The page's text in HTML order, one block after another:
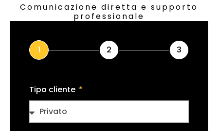
Comunicazione diretta e supporto
professionale
1 2 3
Tipo cliente